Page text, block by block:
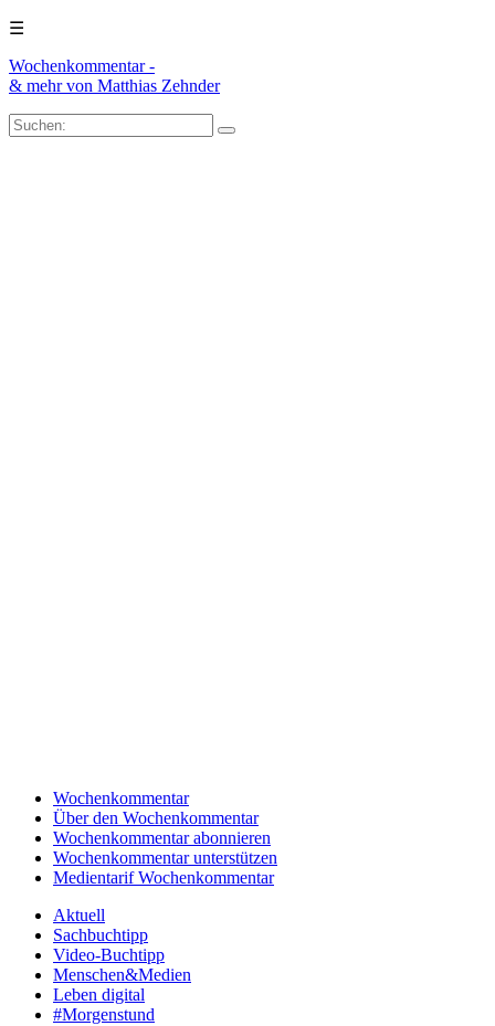
☰
Wochenkommentar -
& mehrvon Matthias Zehnder
Wochenkommentar
Über den Wochenkommentar
Wochenkommentar abonnieren
Wochenkommentar unterstützen
Medientarif Wochenkommentar
Aktuell
Sachbuchtipp
Video-Buchtipp
Menschen&Medien
Leben digital
#Morgenstund